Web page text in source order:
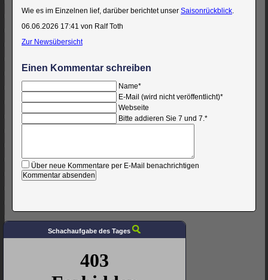
Wie es im Einzelnen lief, darüber berichtet unser Saisonrückblick.
06.06.2026 17:41 von Ralf Toth
Zur Newsübersicht
Einen Kommentar schreiben
Pflichtfeld
Name*
Pflichtfeld
E-Mail (wird nicht veröffentlicht)*
Webseite
Bitte addieren Sie 7 und 7.*
Über neue Kommentare per E-Mail benachrichtigen
Schachaufgabe des Tages